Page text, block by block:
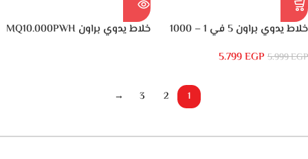
خلاط يدوي براون 5 في 1 – 1000
لمدة عامين من راية
5.999EGP
5.799EGP
خلاط يدوي براون MQ10.000PWH
1
2
3
→